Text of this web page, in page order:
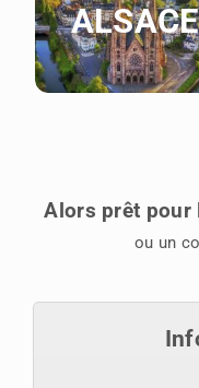
ALSACE
Alors prêt pour
ou un